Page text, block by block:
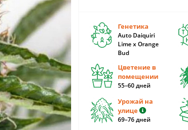
Генетика
Auto Daiquiri
Lime x Orange
Bud
Цветение в
помещении
55–60 дней
Урожай на
улице
69–76 дней